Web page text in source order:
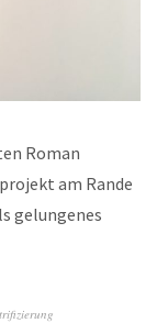
Roman
am Rande
gelungenes